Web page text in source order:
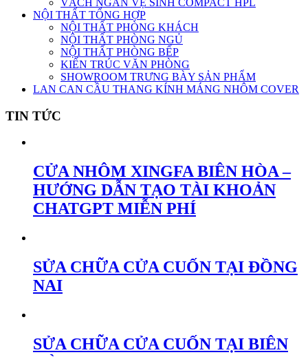
VÁCH NGĂN VỆ SINH COMPACT HPL
NỘI THẤT TỔNG HỢP
NỘI THẤT PHÒNG KHÁCH
NỘI THẤT PHÒNG NGỦ
NỘI THẤT PHÒNG BẾP
KIẾN TRÚC VĂN PHÒNG
SHOWROOM TRƯNG BÀY SẢN PHẨM
LAN CAN CẦU THANG KÍNH MÁNG NHÔM COVER
TIN TỨC
CỬA NHÔM XINGFA BIÊN HÒA –
HƯỚNG DẪN TẠO TÀI KHOẢN
CHATGPT MIỄN PHÍ
SỬA CHỮA CỬA CUỐN TẠI ĐỒNG
NAI
SỬA CHỮA CỬA CUỐN TẠI BIÊN